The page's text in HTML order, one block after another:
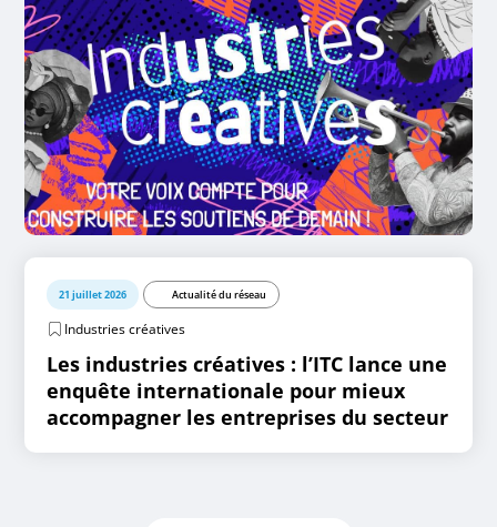
21 juillet 2026 Actualité du réseau
Industries créatives
Les industries créatives : l’ITC lance une
enquête internationale pour mieux
accompagner les entreprises du secteur